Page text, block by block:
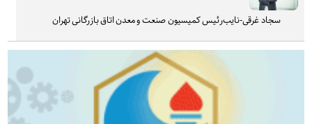
سجاد غرقی-نایب‌رئیس کمیسیون صنعت و معدن اتاق بازرگانی تهران